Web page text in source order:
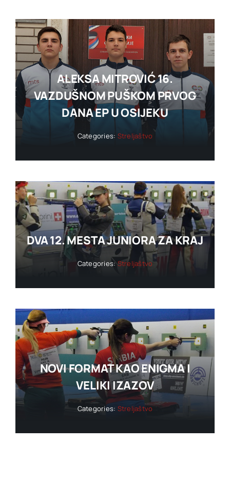
ALEKSA MITROVIĆ 16.
VAZDUŠNOM PUŠKOM PRVOG
DANA EP U OSIJEKU
Categories: Streljaštvo
DVA 12. MESTA JUNIORA ZA KRAJ
Categories: Streljaštvo
NOVI FORMAT KAO ENIGMA I
VELIKI IZAZOV
Categories: Streljaštvo